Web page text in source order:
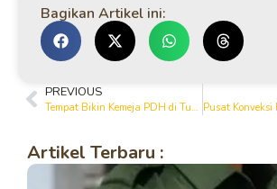
Bagikan Artikel ini:
PREVIOUS
Tempat Bikin Kemeja PDH di Tuban | Yanto Garment Konveksi
Artikel Terbaru :